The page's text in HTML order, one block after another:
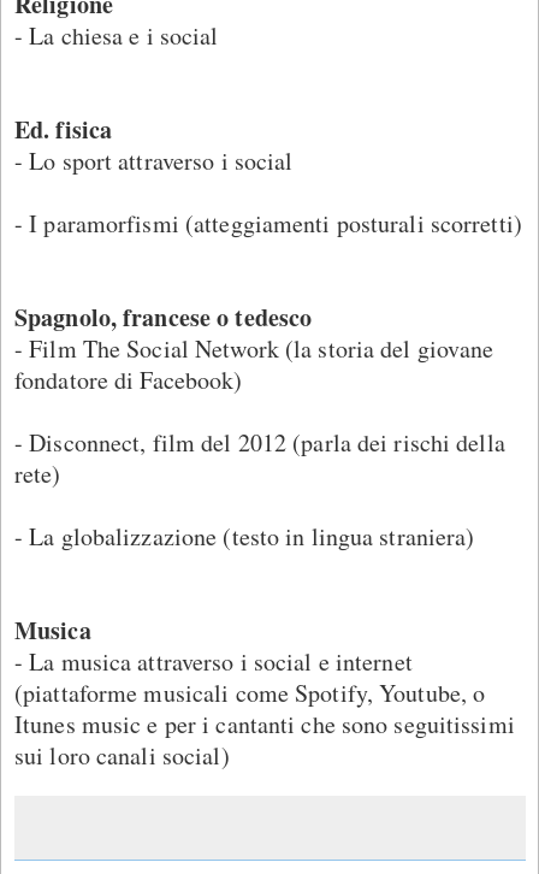
- La chiesa e i social
Ed. fisica
- Lo sport attraverso i social
- I paramorfismi (atteggiamenti posturali scorretti)
Spagnolo, francese o tedesco
- Film The Social Network (la storia del giovane
fondatore di Facebook)
- Disconnect, film del 2012 (parla dei rischi della
rete)
- La globalizzazione (testo in lingua straniera)
Musica
- La musica attraverso i social e internet
(piattaforme musicali come Spotify, Youtube, o
Itunes music e per i cantanti che sono seguitissimi
sui loro canali social)